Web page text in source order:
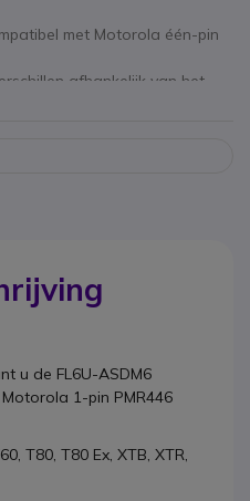
met Motorola één-pin
van het
u de FL6U-ASDM6
1-pin PMR446
T80, T80 Ex, XTB, XTR,